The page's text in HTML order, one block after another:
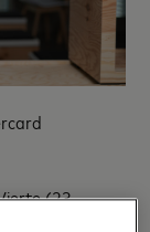
(23